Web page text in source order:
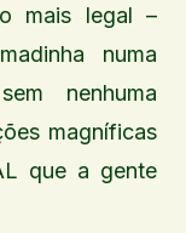
mais legal –
numa
nenhuma
magníficas
que a gente